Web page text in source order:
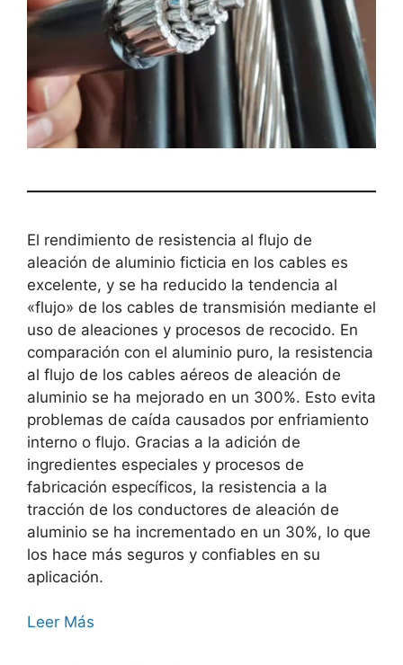
El rendimiento de resistencia al flujo de
aleación de aluminio ficticia en los cables es
excelente, y se ha reducido la tendencia al
«flujo» de los cables de transmisión mediante el
uso de aleaciones y procesos de recocido. En
comparación con el aluminio puro, la resistencia
al flujo de los cables aéreos de aleación de
aluminio se ha mejorado en un 300%. Esto evita
problemas de caída causados por enfriamiento
interno o flujo. Gracias a la adición de
ingredientes especiales y procesos de
fabricación específicos, la resistencia a la
tracción de los conductores de aleación de
aluminio se ha incrementado en un 30%, lo que
los hace más seguros y confiables en su
aplicación.
Leer Más